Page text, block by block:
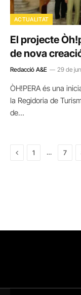
ACTUALITAT
El projecte
de nova
Redacció A&E 29 de
ÒH!PERA és una
la Regidoria de
de…
Previous
1 … 7